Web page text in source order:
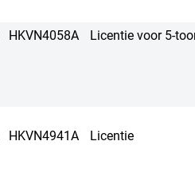
HKVN4058A Licentie voor 5-
HKVN4941A Licentie